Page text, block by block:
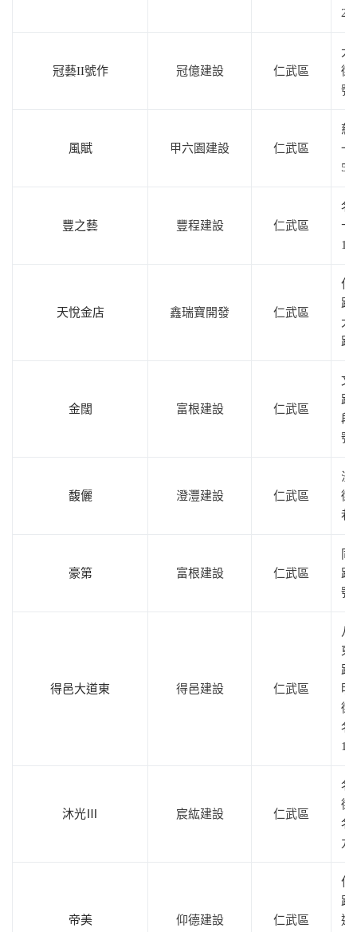
29
冠藝II號作 冠億建設 仁武區
大
街
號
風賦 甲六園建設 仁武區
慈
一
52
豐之藝 豐程建設 仁武區
名
十
天悅金店 鑫瑞寶開發 仁武區
仁
路
大
路
金闊 富根建設 仁武區
文
路
段
號
馥儷 澄灃建設 仁武區
澄
街
巷
豪第 富根建設 仁武區
同
路
號
得邑大道東 得邑建設 仁武區
八
東
明
街
名
10
沐光Ⅲ 宸紘建設 仁武區
名
街
名
九
帝美 仰德建設 仁武區
仁
路
近